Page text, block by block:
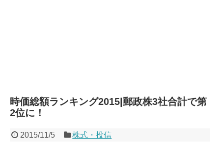
時価総額ランキング2015|郵政株3社合計で第
2位に！
2015/11/5 株式・投信